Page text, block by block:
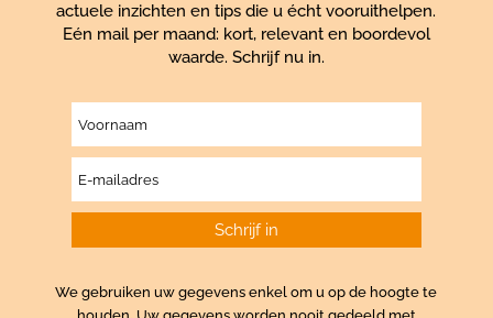
actuele inzichten en tips die u écht vooruithelpen.
Eén mail per maand: kort, relevant en boordevol
waarde. Schrijf nu in.
We gebruiken uw gegevens enkel om u op de hoogte te